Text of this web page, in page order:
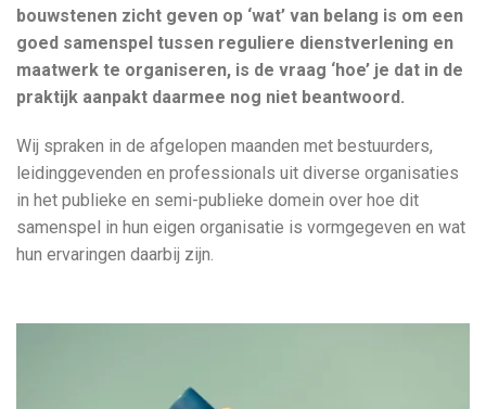
bouwstenen zicht geven op ‘wat’ van belang is om een
goed samenspel tussen reguliere dienstverlening en
maatwerk te organiseren, is de vraag ‘hoe’ je dat in de
praktijk aanpakt daarmee nog niet beantwoord.
Wij spraken in de afgelopen maanden met bestuurders,
leidinggevenden en professionals uit diverse organisaties
in het publieke en semi-publieke domein over hoe dit
samenspel in hun eigen organisatie is vormgegeven en wat
hun ervaringen daarbij zijn.